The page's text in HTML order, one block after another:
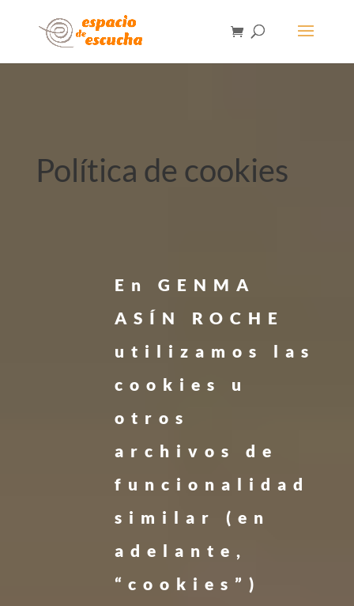
Política de cookies
En GENMA
ASÍN ROCHE
utilizamos las
cookies u
otros
archivos de
funcionalidad
similar (en
adelante,
“cookies”)